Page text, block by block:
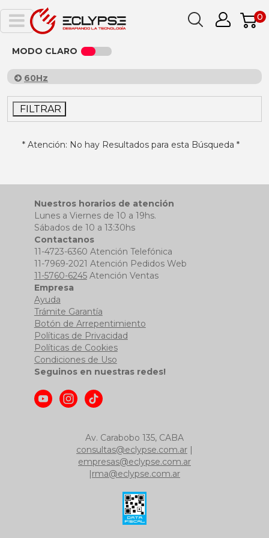
0
MODO CLARO
60Hz
FILTRAR
* Atención: No hay Resultados para esta Búsqueda *
Nuestros horarios de atención
Lunes a Viernes de 10 a 19hs.
Sábados de 10 a 13:30hs
Contactanos
11-4723-6360 Atención Telefónica
11-7969-2021 Atención Pedidos Web
11-5760-6245Atención Ventas
Empresa
Ayuda
Trámite Garantía
Botón de Arrepentimiento
Políticas de Privacidad
Políticas de Cookies
Condiciones de Uso
Seguinos en nuestras redes!
Av. Carabobo 135, CABA
consultas@eclypse.com.ar
empresas@eclypse.com.ar
rma@eclypse.com.ar